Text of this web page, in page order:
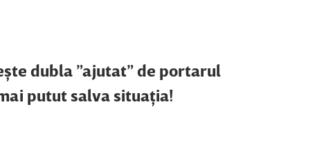
dubla ”ajutat” de portarul
putut salva situaţia!